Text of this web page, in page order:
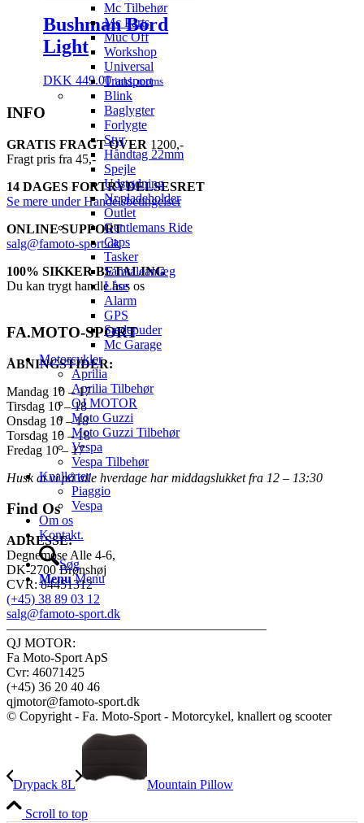
Mc Tilbehør
Mc Parts
Muc Off
Workshop
Universal
Transport
Blink
Baglygter
Forlygte
Styr
Håndtag 22mm
Spejle
Udstødning
Nr.pladeholder
Outlet
Gentlemans Ride
Caps
Tasker
Samtaleanlæg
Låse
Alarm
GPS
Sædepuder
Mc Garage
Motorcykler
Aprilia
Aprilia Tilbehør
QJ MOTOR
Moto Guzzi
Moto Guzzi Tilbehør
Vespa
Vespa Tilbehør
Knallerter
Piaggio
Vespa
Om os
Kontakt.
Søg
Menu Menu
Bushman Bord
Light
DKK 449.00 inkl. moms
INFO
GRATIS FRAGT OVER 1200,-
Fragt pris fra 45,-
14 DAGES FORTRYDELSESRET
Se mere under Handelsbetingelser
ONLINE SUPPORT
salg@famoto-sport.dk
100% SIKKER BETALING
Du kan trygt handle hos os
FA.MOTO-SPORT
ÅBNINGSTIDER:
Mandag 10 – 17
Tirsdag 10 – 18
Onsdag 10 – 18
Torsdag 10 – 18
Fredag 10 – 17
Husk at vi på alle hverdage har middagslukket fra 12 – 13:30
Find Os
ADRESSE:
Degnemose Alle 4-6,
DK-2700 Brønshøj
CVR: 84451312
(+45) 38 89 03 12
salg@famoto-sport.dk
————————————————————
QJ MOTOR:
Fa Moto-Sport ApS
Cvr: 46071425
(+45) 36 20 40 46
qjmotor@famoto-sport.dk
© Copyright - Fa. Moto-Sport - Motorcykel, knallert og scooter
Drypack 8L Mountain Pillow
Scroll to top